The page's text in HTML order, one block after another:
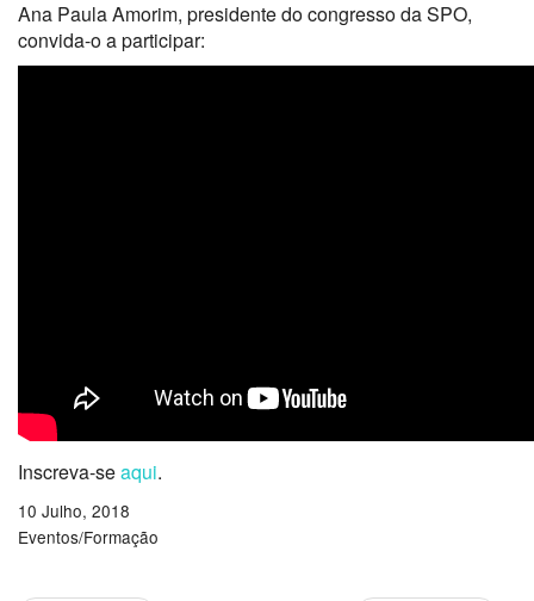
Ana Paula Amorim, presidente do congresso da SPO,
convida-o a participar:
Inscreva-seaqui.
10 Julho, 2018
Eventos/Formação